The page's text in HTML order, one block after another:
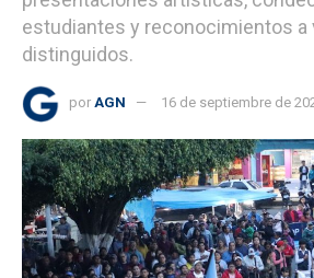
estudiantes y reconocimientos a
distinguidos.
por AGN 16 de septiembre de